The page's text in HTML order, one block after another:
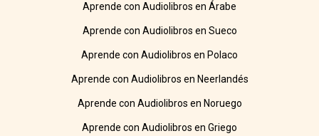
Aprende con Audiolibros en Árabe
Aprende con Audiolibros en Sueco
Aprende con Audiolibros en Polaco
Aprende con Audiolibros en Neerlandés
Aprende con Audiolibros en Noruego
Aprende con Audiolibros en Griego